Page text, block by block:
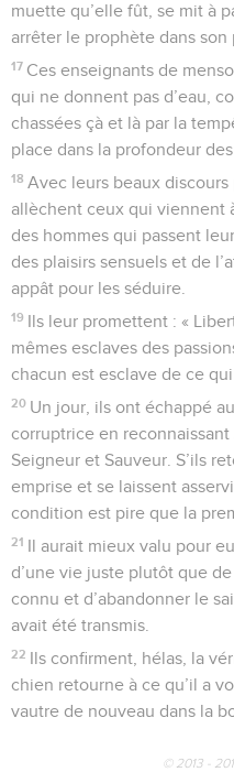
muette qu’elle fût, se mit à
arrêter le prophète dans son
17 Ces enseignants de
qui ne donnent pas d’eau,
chassées çà et là par la
place dans la profondeur
18 Avec leurs beaux
allèchent ceux qui viennent
des hommes qui passent
des plaisirs sensuels et de
appât pour les séduire.
19 Ils leur promettent : «
mêmes esclaves des
chacun est esclave de ce
20 Un jour, ils ont échappé
corruptrice en
Seigneur et Sauveur. S’ils
emprise et se laissent
condition est pire que la
21 Il aurait mieux valu pour
d’une vie juste plutôt que
connu et d’abandonner le
avait été transmis.
22 Ils confirment, hélas, la
chien retourne à ce qu’il a
vautre de nouveau dans la
© 2013 -